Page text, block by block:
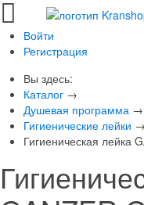
Войти
Регистрация
Вы здесь:
Каталог →
Душевая программа →
Гигиенические лейки →
Гигиеническая лейка